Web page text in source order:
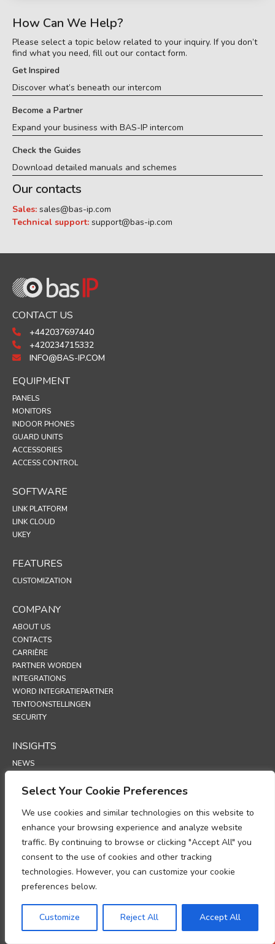
Select Your Cookie Preferences
We use cookies and similar technologies on this website to
enhance your browsing experience and analyze website
traffic. By continuing to browse or clicking "Accept All" you
consent to the use of cookies and other tracking
technologies. However, you can customize your cookie
preferences below.
Customize Reject All Accept All
How Can We Help?
Please select a topic below related to your inquiry. If you don’t
find what you need, fill out our contact form.
Get Inspired
Discover what’s beneath our intercom
Become a Partner
Expand your business with BAS-IP intercom
Check the Guides
Download detailed manuals and schemes
Our contacts
Sales: sales@bas-ip.com
Technical support: support@bas-ip.com
CONTACT US
+442037697440
+420234715332
INFO@BAS-IP.COM
EQUIPMENT
PANELS
MONITORS
INDOOR PHONES
GUARD UNITS
ACCESSORIES
ACCESS CONTROL
SOFTWARE
LINK PLATFORM
LINK CLOUD
UKEY
FEATURES
CUSTOMIZATION
COMPANY
ABOUT US
CONTACTS
CARRIÈRE
PARTNER WORDEN
INTEGRATIONS
WORD INTEGRATIEPARTNER
TENTOONSTELLINGEN
SECURITY
INSIGHTS
NEWS
TECHNICAL PORTAL
POLICIES
PRIVACYBELEID
COOKIEBELEID
MEMORANDUM OVER NALEVING VAN DE VERWERKING VAN
PERSOONSGEGEVENS
AANVULLING GEGEVENSVERWERKING
UP